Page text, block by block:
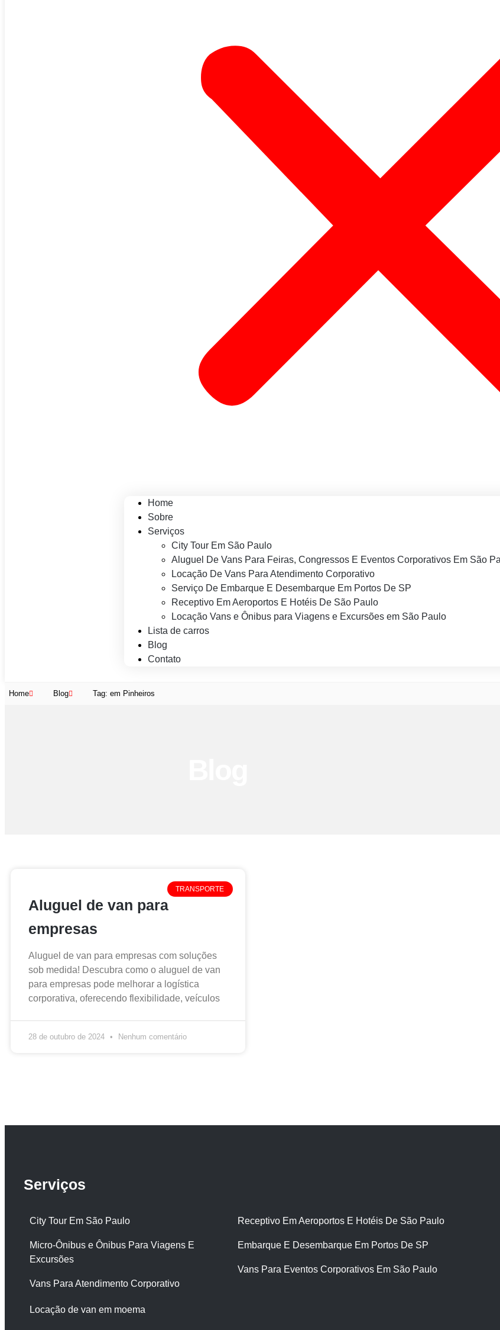
Home
Sobre
Serviços
City Tour Em São Paulo
Aluguel De Vans Para Feiras, Congressos E Eventos Corporativos Em São
Locação De Vans Para Atendimento Corporativo
Serviço De Embarque E Desembarque Em Portos De SP
Receptivo Em Aeroportos E Hotéis De São Paulo
Locação Vans e Ônibus para Viagens e Excursões em São Paulo
Lista de carros
Blog
Contato
Home Blog Tag: em Pinheiros
TRANSPORTE
Aluguel de van para
empresas
Aluguel de van para empresas com soluções
sob medida! Descubra como o aluguel de van
para empresas pode melhorar a logística
corporativa, oferecendo flexibilidade, veículos
28 de outubro de 2024 Nenhum comentário
Serviços
City Tour Em São Paulo
Micro-Ônibus e Ônibus Para Viagens E
Excursões
Vans Para Atendimento Corporativo
Receptivo Em Aeroportos E Hotéis De São Paulo
Embarque E Desembarque Em Portos De SP
Vans Para Eventos Corporativos Em São Paulo
Locação de van em moema